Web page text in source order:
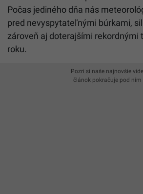
Počas jediného dňa nás
pred nevyspytateľnými búrkami,
zároveň aj doterajšími
roku.
Pozri si naše najnovšie
článok pokračuje pod ním